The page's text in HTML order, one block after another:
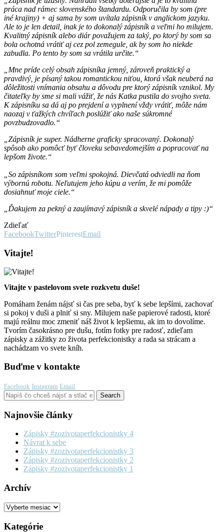
práca nad rámec slovenského štandardu. Odporučila by som (pre
iné krajiny) + aj sama by som uvítala zápisník v anglickom jazyku.
Ale to je len detail, inak je to dokonalý zápisník a veľmi ho milujem.
Kvalitný zápisník alebo diár považujem za taký, po ktorý by som sa
bola ochotná vrátiť aj cez pol zemegule, ak by som ho niekde
zabudla. Po tento by som sa vrátila určite.“
„Mne príde celý obsah zápisníka jemný, zároveň praktický a
pravdivý, je písaný takou romantickou niťou, ktorá však neuberá na
dôležitosti vnímania obsahu a dôvodu pre ktorý zápisník vznikol. My
čitateľky by sme si mali vážiť, že nás Katka pustila do svojho sveta.
K zápisníku sa dá aj po prejdení a vyplnení vždy vrátiť, môže nám
naozaj v ťažkých chvíľach poslúžiť ako naše súkromné
povzbudzovadlo.“
„Zápisník je super. Nádherne graficky spracovaný. Dokonalý
spôsob ako pomôcť byť človeku sebavedomejším a popracovať na
lepšom živote.“
„So zápisníkom som veľmi spokojná. Dievčatá odviedli na ňom
výbornú robotu. Neľutujem jeho kúpu a verím, že mi pomôže
dosiahnuť moje ciele.“
„Ďakujem za pekný a zaujímavý zápisník a skvelé nápady a tipy :)“
Zdieľať
FacebookTwitterPinterestEmail
Vitajte!
Vitajte v pastelovom svete rozkvetu duše!
Pomáham ženám nájsť si čas pre seba, byť k sebe lepšími, zachovať
si pokoj v duši a plniť si sny. Milujem naše papierové radosti, ktoré
majú reálnu moc zmeniť náš život k lepšiemu, ak im to dovolíme.
Tvorím časokrásno pre dušu, fotím fotky pre radosť, zdieľam
zápisky a zážitky zo života perfekcionistky a rada sa strácam a
nachádzam vo svete kníh.
Buďme v kontakte
Facebook Instagram Email
Najnovšie články
Zápisky #zozivotaperfekcionistky 4
Návrat k sebe
Zápisky #zozivotaperfekcionistky 3
Zápisky #zozivotaperfekcionistky 2
Zápisky #zozivotaperfekcionistky 1
Archív
Archív
Kategórie